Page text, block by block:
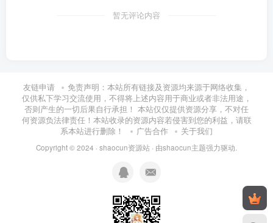
暂无评论内容
友链申请
免责声明：本站所有链接及资源均来源于网络收集，
仅供私下学习交流使用，不得将上述内容用于商业或者非法用途，
否则产生的一切后果自行承担！ 本站仅仅提供资源分享，不对任
何资源负法律责任！本站收录的资源内容若侵害到您的利益，请联
系本站进行删除！
广告合作 关于我们
Copyright © 2024 · shaocun资源站 · 由shaocun主题强力驱动.